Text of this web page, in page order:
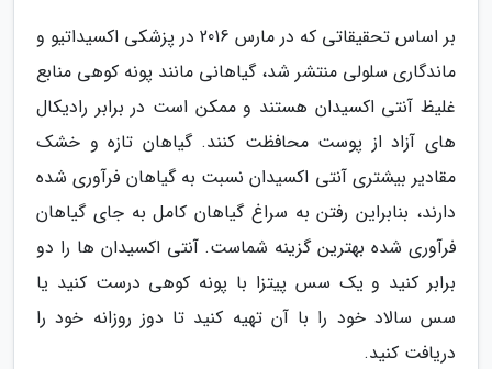
بر اساس تحقیقاتی که در مارس 2016 در پزشکی اکسیداتیو و
ماندگاری سلولی منتشر شد، گیاهانی مانند پونه کوهی منابع
غلیظ آنتی اکسیدان هستند و ممکن است در برابر رادیکال
های آزاد از پوست محافظت کنند. گیاهان تازه و خشک
مقادیر بیشتری آنتی اکسیدان نسبت به گیاهان فرآوری شده
دارند، بنابراین رفتن به سراغ گیاهان کامل به جای گیاهان
فرآوری شده بهترین گزینه شماست. آنتی اکسیدان ها را دو
برابر کنید و یک سس پیتزا با پونه کوهی درست کنید یا
سس سالاد خود را با آن تهیه کنید تا دوز روزانه خود را
دریافت کنید.